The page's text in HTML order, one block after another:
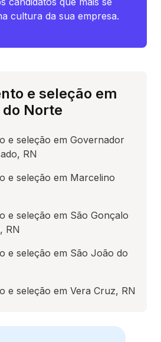
cultura da sua empresa.
e seleção em
do Norte
e seleção em Governador
RN
e seleção em Marcelino
e seleção em São Gonçalo
RN
e seleção em São João do
e seleção em Vera Cruz, RN